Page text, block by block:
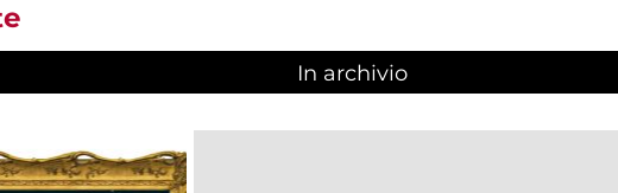
In archivio